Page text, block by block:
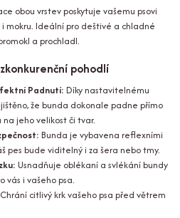
obou vrstev poskytuje vašemu psovi
mokru. Ideální pro deštivé a chladné
a prochladl.
pohodlí
Padnutí: Díky nastavitelnému
že bunda dokonale padne přímo
jeho velikost či tvar.
Bunda je vybavena reflexními
pes bude viditelný i za šera nebo tmy.
Usnadňuje oblékaní a svlékání bundy
vás i vašeho psa.
Chrání citlivý krk vašeho psa před větrem